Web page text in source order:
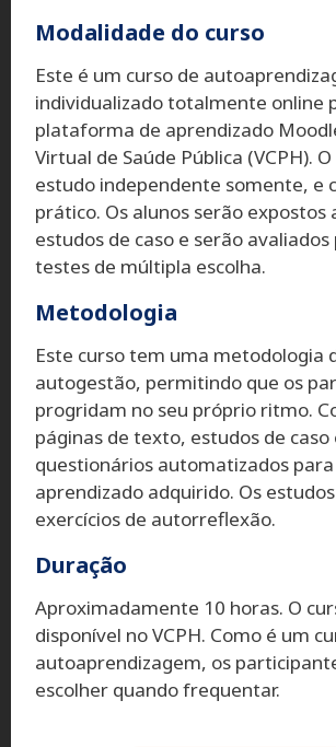
Modalidade do curso
Este é um curso de
individualizado totalmente online
plataforma de aprendizado
Virtual de Saúde Pública (VCPH).
estudo independente somente, e
prático. Os alunos serão
estudos de caso e serão
testes de múltipla escolha.
Metodologia
Este curso tem uma metodologia
autogestão, permitindo que os
progridam no seu próprio ritmo.
páginas de texto, estudos de caso
questionários automatizados
aprendizado adquirido. Os
exercícios de autorreflexão.
Duração
Aproximadamente 10 horas. O
disponível no VCPH. Como é um
autoaprendizagem, os
escolher quando frequentar.